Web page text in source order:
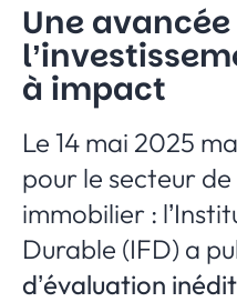
Une
à impact
Le 14 mai 2025
pour le secteur de
immobilier :
Durable (IFD) a
d’évaluation